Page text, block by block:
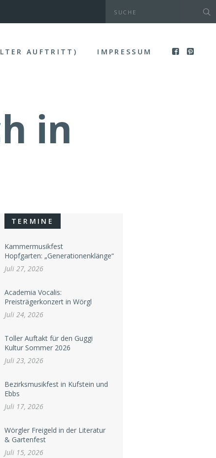
AUFTRITT) IMPRESSUM
in
TERMINE
Kammermusikfest
Hopfgarten: „Generationenklänge“
Juli 27, 2026
Academia Vocalis:
Preisträgerkonzert in Wörgl
Juli 24, 2026
Toller Auftakt für den Guggi
Kultur Sommer 2026
Juli 23, 2026
Bezirksmusikfest in Kufstein und
Ebbs
Juli 17, 2026
Wörgler Freigeld in der Literatur
& Gartenfest
Juli 15, 2026